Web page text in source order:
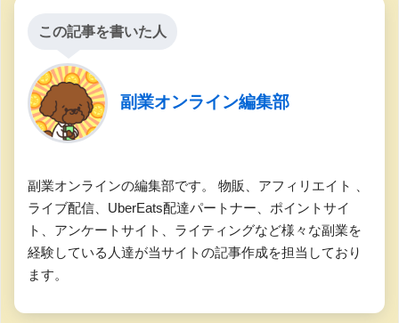
この記事を書いた人
副業オンライン編集部
副業オンラインの編集部です。 物販、アフィリエイト 、
ライブ配信、UberEats配達パートナー、ポイントサイ
ト、アンケートサイト、ライティングなど様々な副業を
経験している人達が当サイトの記事作成を担当しており
ます。